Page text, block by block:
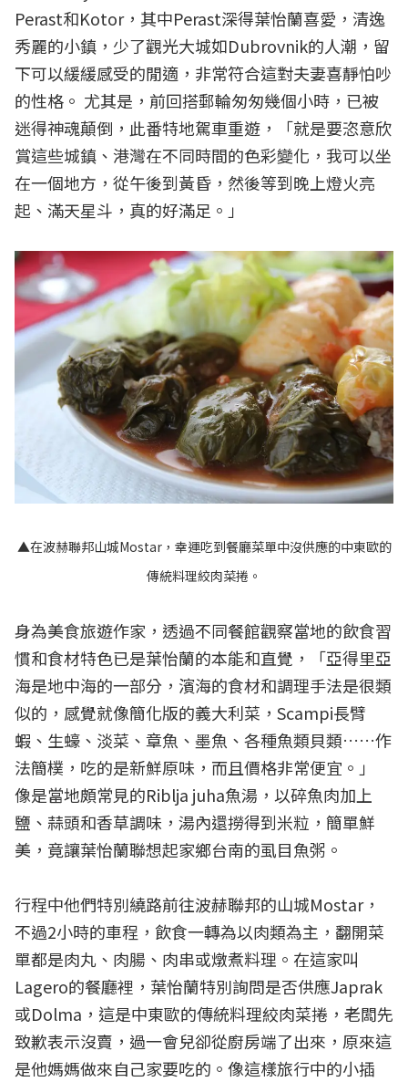
Perast和Kotor，其中Perast深得葉怡蘭喜愛，清逸
秀麗的小鎮，少了觀光大城如Dubrovnik的人潮，留
下可以緩緩感受的閒適，非常符合這對夫妻喜靜怕吵
的性格。 尤其是，前回搭郵輪匆匆幾個小時，已被
迷得神魂顛倒，此番特地駕車重遊，「就是要恣意欣
賞這些城鎮、港灣在不同時間的色彩變化，我可以坐
在一個地方，從午後到黃昏，然後等到晚上燈火亮
起、滿天星斗，真的好滿足。」
▲在波赫聯邦山城Mostar，幸運吃到餐廳菜單中沒供應的中東歐的
傳統料理絞肉菜捲。
身為美食旅遊作家，透過不同餐館觀察當地的飲食習
慣和食材特色已是葉怡蘭的本能和直覺，「亞得里亞
海是地中海的一部分，濱海的食材和調理手法是很類
似的，感覺就像簡化版的義大利菜，Scampi長臂
蝦、生蠔、淡菜、章魚、墨魚、各種魚類貝類……作
法簡樸，吃的是新鮮原味，而且價格非常便宜。」
像是當地頗常見的Riblja juha魚湯，以碎魚肉加上
鹽、蒜頭和香草調味，湯內還撈得到米粒，簡單鮮
美，竟讓葉怡蘭聯想起家鄉台南的虱目魚粥。
行程中他們特別繞路前往波赫聯邦的山城Mostar，
不過2小時的車程，飲食一轉為以肉類為主，翻開菜
單都是肉丸、肉腸、肉串或燉煮料理。在這家叫
Lagero的餐廳裡，葉怡蘭特別詢問是否供應Japrak
或Dolma，這是中東歐的傳統料理絞肉菜捲，老闆先
致歉表示沒賣，過一會兒卻從廚房端了出來，原來這
是他媽媽做來自己家要吃的。像這樣旅行中的小插